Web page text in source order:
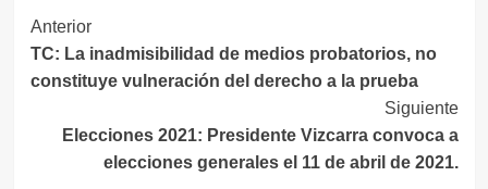
Navegación
de
entradas
Anterior
TC: La inadmisibilidad de medios probatorios, no
constituye vulneración del derecho a la prueba
Siguiente
Elecciones 2021: Presidente Vizcarra convoca a
elecciones generales el 11 de abril de 2021.